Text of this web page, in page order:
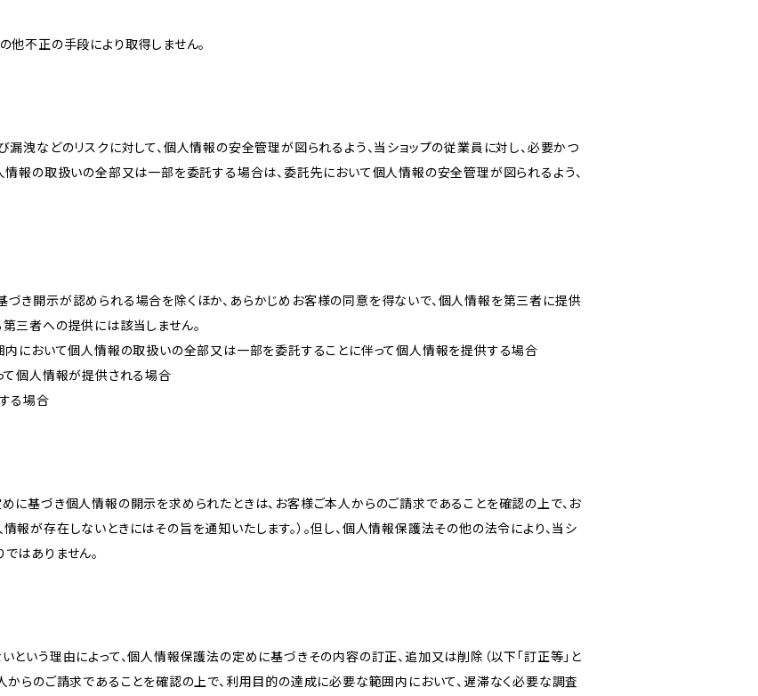
他不正の手段により取得しません。
漏洩などのリスクに対して、個人情報の安全管理が図られるよう、当ショップの従業員に対し、必要かつ
情報の取扱いの全部又は一部を委託する場合は、委託先において個人情報の安全管理が図られるよう、
づき開示が認められる場合を除くほか、あらかじめお客様の同意を得ないで、個人情報を第三者に提供
三者への提供には該当しません。
内において個人情報の取扱いの全部又は一部を委託することに伴って個人情報を提供する場合
て個人情報が提供される場合
る場合
に基づき個人情報の開示を求められたときは、お客様ご本人からのご請求であることを確認の上で、お
報が存在しないときにはその旨を通知いたします。）。但し、個人情報保護法その他の法令により、当シ
はありません。
という理由によって、個人情報保護法の定めに基づきその内容の訂正、追加又は削除（以下「訂正等」と
からのご請求であることを確認の上で、利用目的の達成に必要な範囲内において、遅滞なく必要な調査